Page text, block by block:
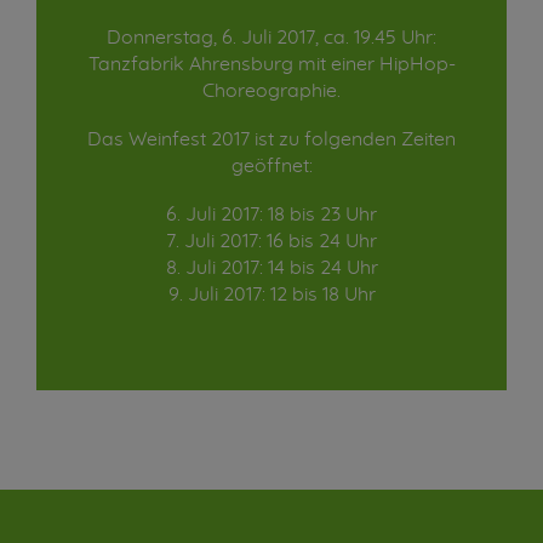
Donnerstag, 6. Juli 2017, ca. 19.45 Uhr:
Tanzfabrik Ahrensburg mit einer HipHop-
Choreographie.
Das Weinfest 2017 ist zu folgenden Zeiten
geöffnet:
6. Juli 2017: 18 bis 23 Uhr
7. Juli 2017: 16 bis 24 Uhr
8. Juli 2017: 14 bis 24 Uhr
9. Juli 2017: 12 bis 18 Uhr